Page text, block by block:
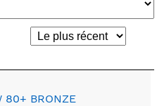
80+ BRONZE